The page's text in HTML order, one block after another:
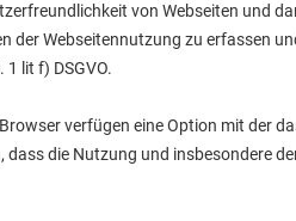
von Webseiten und
Webseitennutzung zu erfassen
lit f) DSGVO.
verfügen eine Option mit der
die Nutzung und insbesondere